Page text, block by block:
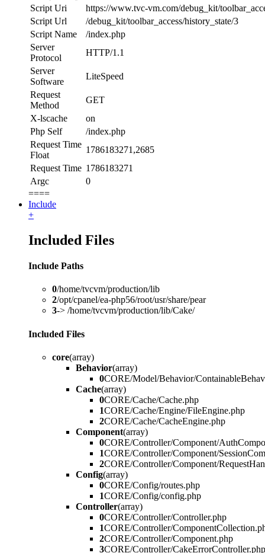
Script Uri
https://www.tvc-vm.com/debug_kit/
Script Url
/debug_kit/toolbar_access/history_state/3
Script Name
/index.php
Server
Protocol
HTTP/1.1
Server
Software
LiteSpeed
Request
Method
GET
X-lscache
on
Php Self
/index.php
Request Time
Float
1786183271,2685
Request Time 1786183271
Argc
0
====
Include
+
Included Files
Include Paths
0/home/tvcvm/production/lib
2/opt/cpanel/ea-php56/root/usr/share/pear
3-> /home/tvcvm/production/lib/Cake/
Included Files
core(array)
Behavior(array)
0CORE/Model/Behavior/
Cache(array)
0CORE/Cache/Cache.php
1CORE/Cache/Engine/FileEngine.php
2CORE/Cache/CacheEngine.php
Component(array)
0CORE/Controller/Component/
1CORE/Controller/Component/
2CORE/Controller/Component/
Config(array)
0CORE/Config/routes.php
1CORE/Config/config.php
Controller(array)
0CORE/Controller/Controller.php
1CORE/Controller/
2CORE/Controller/Component.php
3CORE/Controller/CakeErrorController.php